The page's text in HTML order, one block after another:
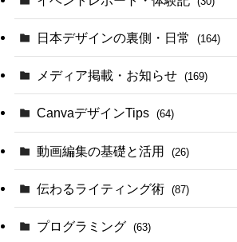
日本デザインの裏側・日常 (164)
メディア掲載・お知らせ (169)
CanvaデザインTips (64)
動画編集の基礎と活用 (26)
伝わるライティング術 (87)
プログラミング (63)